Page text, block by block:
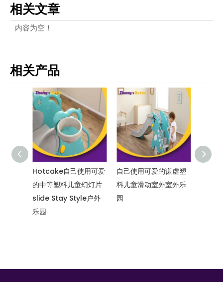
相关文章
内容为空！
相关产品
自己使用可爱的谦虚塑
料儿童滑动室外室外乐
园
乐园新设计的新设计可
爱谦虚的塑料儿童幻灯
片slide Stay Style户